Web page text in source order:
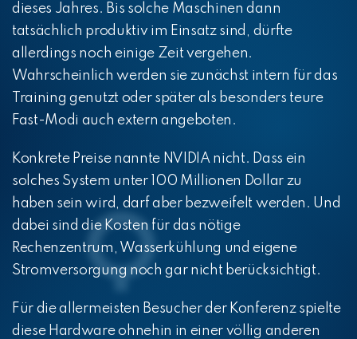
dieses Jahres. Bis solche Maschinen dann
tatsächlich produktiv im Einsatz sind, dürfte
allerdings noch einige Zeit vergehen.
Wahrscheinlich werden sie zunächst intern für das
Training genutzt oder später als besonders teure
Fast-Modi auch extern angeboten.
Konkrete Preise nannte NVIDIA nicht. Dass ein
solches System unter 100 Millionen Dollar zu
haben sein wird, darf aber bezweifelt werden. Und
dabei sind die Kosten für das nötige
Rechenzentrum, Wasserkühlung und eigene
Stromversorgung noch gar nicht berücksichtigt.
Für die allermeisten Besucher der Konferenz spielte
diese Hardware ohnehin in einer völlig anderen